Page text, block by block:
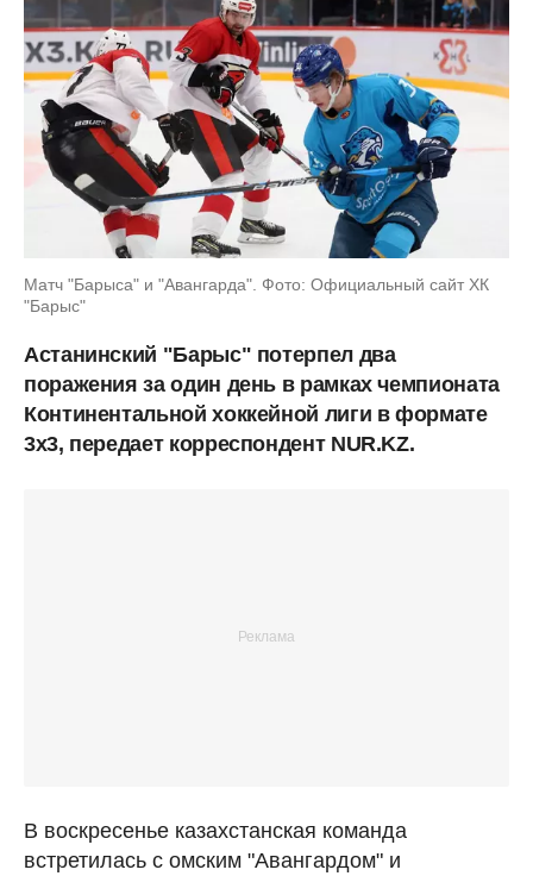
Матч "Барыса" и "Авангарда". Фото: Официальный сайт ХК
"Барыс"
Астанинский "Барыс" потерпел два
поражения за один день в рамках чемпионата
Континентальной хоккейной лиги в формате
3х3, передает корреспондент NUR.KZ.
В воскресенье казахстанская команда
встретилась с омским "Авангардом" и